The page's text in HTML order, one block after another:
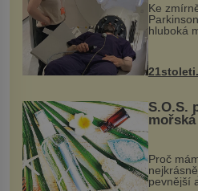
Ke
hluboká
však
zákrok.
k
S.O.S.
Proč
pevnější